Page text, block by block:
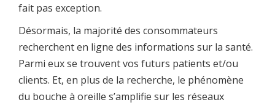
fait pas exception.
Désormais, la majorité des consommateurs
recherchent en ligne des informations sur la santé.
Parmi eux se trouvent vos futurs patients et/ou
clients. Et, en plus de la recherche, le phénomène
du bouche à oreille s’amplifie sur les réseaux